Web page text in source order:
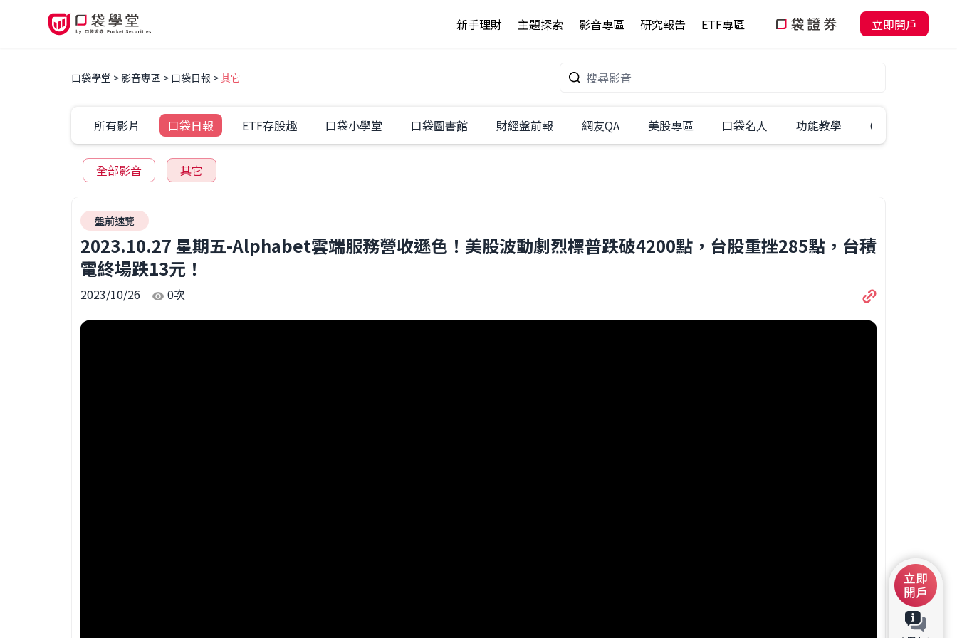
新手理財 主題探索 影音專區 研究報告 ETF專區 立即開戶
口袋學堂 影音專區 口袋日報 其它
所有影片 口袋日報 ETF存股趣 口袋小學堂 口袋圖書館 財經盤前報 網友QA 美股專區 口袋名人 功能教學 60秒學一招
全部影音 其它
盤前速覽
2023.10.27 星期五-Alphabet雲端服務營收遜色！美股波動劇烈標普跌破4200點，台股重挫285點，台積
電終場跌13元！
2023/10/26 0次